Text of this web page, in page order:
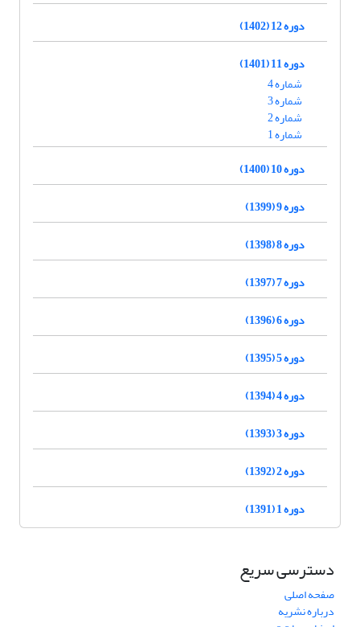
دوره 12 (1402)
دوره 11 (1401)
شماره 4
شماره 3
شماره 2
شماره 1
دوره 10 (1400)
دوره 9 (1399)
دوره 8 (1398)
دوره 7 (1397)
دوره 6 (1396)
دوره 5 (1395)
دوره 4 (1394)
دوره 3 (1393)
دوره 2 (1392)
دوره 1 (1391)
دسترسی سریع
صفحه اصلی
درباره نشریه